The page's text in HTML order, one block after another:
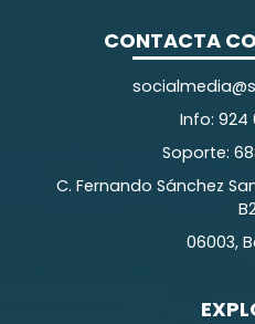
CONTACTA
Info: 924
Soporte:
C. Fernando Sánchez
06003,